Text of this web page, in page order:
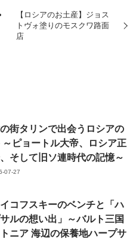
【ロシアのお土産】ジョス
トヴォ塗りのモスクワ路面
店
街タリンで出会うロシアの
～ピョートル大帝、ロシア正
そして旧ソ連時代の記憶～
07-27
コフスキーのベンチと「ハ
ルの想い出」～バルト三国
ニア 海辺の保養地ハープサ